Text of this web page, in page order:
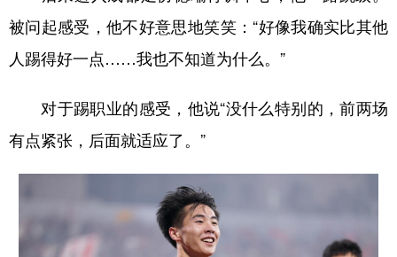
被问起感受，他不好意思地笑笑：“好像我确实比其他
人踢得好一点……我也不知道为什么。”
对于踢职业的感受，他说“没什么特别的，前两场
有点紧张，后面就适应了。”